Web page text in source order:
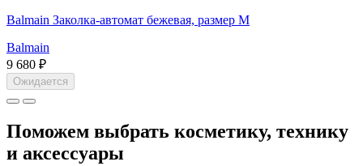
Balmain Заколка-автомат бежевая, размер M
Balmain
9 680 ₽
Ожидается
Поможем выбрать косметику, технику
и аксессуары